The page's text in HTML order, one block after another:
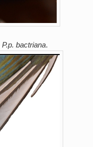
P.p. bactriana.